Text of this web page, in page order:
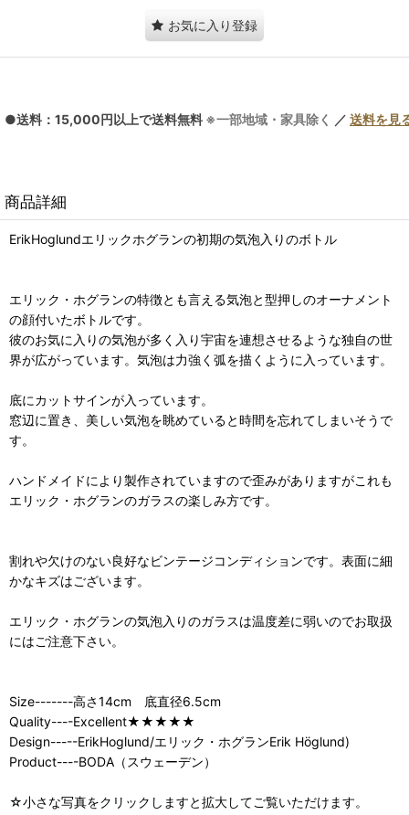
お気に入り登録
●送料：15,000円以上で送料無料 ※一部地域・家具除く ／ 送料を見
商品詳細
ErikHoglundエリックホグランの初期の気泡入りのボトル
エリック・ホグランの特徴とも言える気泡と型押しのオーナメント
の顔付いたボトルです。
彼のお気に入りの気泡が多く入り宇宙を連想させるような独自の世
界が広がっています。気泡は力強く弧を描くように入っています。
底にカットサインが入っています。
窓辺に置き、美しい気泡を眺めていると時間を忘れてしまいそうで
す。
ハンドメイドにより製作されていますので歪みがありますがこれも
エリック・ホグランのガラスの楽しみ方です。
割れや欠けのない良好なビンテージコンディションです。表面に細
かなキズはございます。
エリック・ホグランの気泡入りのガラスは温度差に弱いのでお取扱
にはご注意下さい。
Size-------高さ14cm 底直径6.5cm
Quality----Excellent★★★★★
Design-----ErikHoglund/エリック・ホグランErik Höglund)
Product----BODA（スウェーデン）
☆小さな写真をクリックしますと拡大してご覧いただけます。